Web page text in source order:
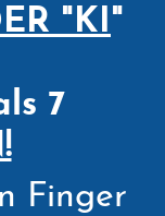
"KI"
7
Finger